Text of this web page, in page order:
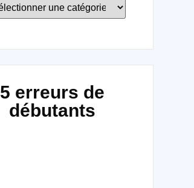
5 erreurs de
débutants